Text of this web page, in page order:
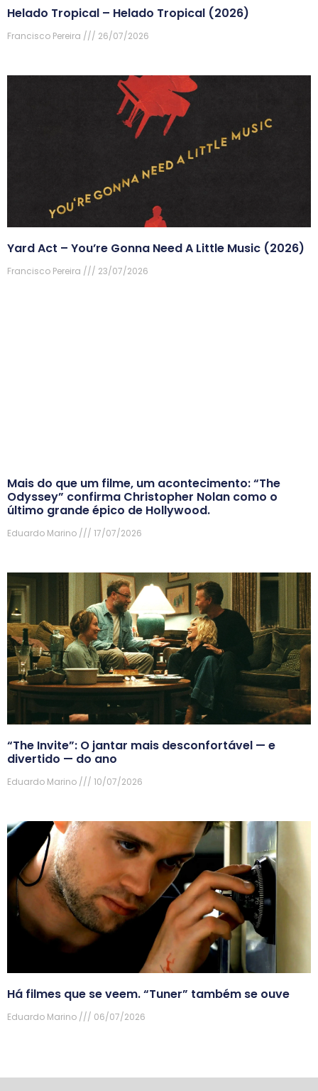
Helado Tropical – Helado Tropical (2026)
Francisco Pereira 26/07/2026
Yard Act – You’re Gonna Need A Little Music (2026)
Francisco Pereira 23/07/2026
Mais do que um filme, um acontecimento: “The
Odyssey” confirma Christopher Nolan como o
último grande épico de Hollywood.
Eduardo Marino 17/07/2026
“The Invite”: O jantar mais desconfortável — e
divertido — do ano
Eduardo Marino 10/07/2026
Há filmes que se veem. “Tuner” também se ouve
Eduardo Marino 06/07/2026